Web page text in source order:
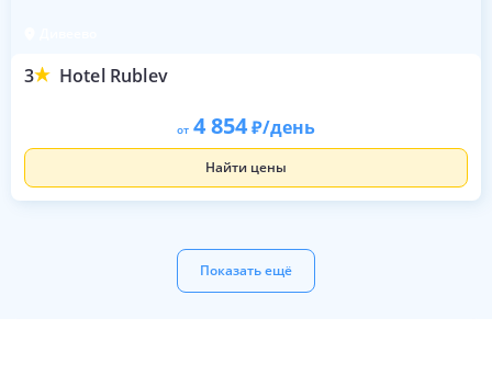
3 Hotel Rublev
от 4 854 /день
Найти цены
Показать ещё